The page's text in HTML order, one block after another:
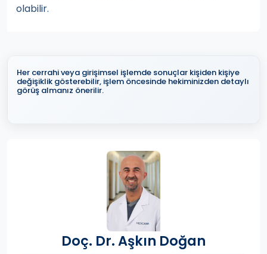
olabilir.
Her cerrahi veya girişimsel işlemde sonuçlar kişiden kişiye
değişiklik gösterebilir, işlem öncesinde hekiminizden detaylı
görüş almanız önerilir.
Doç. Dr. Aşkın Doğan